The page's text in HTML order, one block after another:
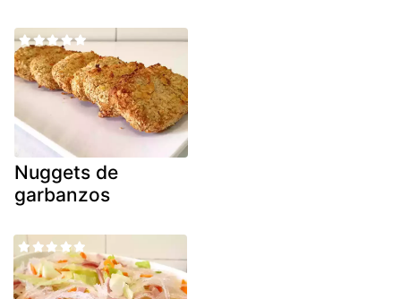
Nuggets de
garbanzos